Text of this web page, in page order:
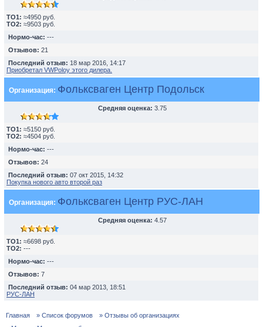
TO1: ≈4950 руб.
TO2: ≈9503 руб.
Нормо-час: ---
Отзывов: 21
Последний отзыв: 18 мар 2016, 14:17
Приобретал VWPoloу этого дилера.
Организация: Фольксваген Центр Подольск
Средняя оценка: 3.75
TO1: ≈5150 руб.
TO2: ≈4504 руб.
Нормо-час: ---
Отзывов: 24
Последний отзыв: 07 окт 2015, 14:32
Покупка нового авто второй раз
Организация: Фольксваген Центр РУС-ЛАН
Средняя оценка: 4.57
TO1: ≈6698 руб.
TO2: ---
Нормо-час: ---
Отзывов: 7
Последний отзыв: 04 мар 2013, 18:51
РУС-ЛАН
Главная » Список форумов
» Отзывы об организациях